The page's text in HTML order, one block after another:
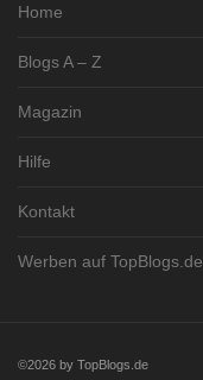
Home
Blogs A – Z
Magazin
Hilfe
Kontakt
Werben auf TopBlogs.de
©2026 by TopBlogs.de